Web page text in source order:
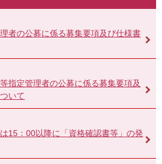
者の公募に係る募集要項及び仕様書
指定管理者の公募に係る募集要項及
いて
15：00以降に「資格確認書等」の発